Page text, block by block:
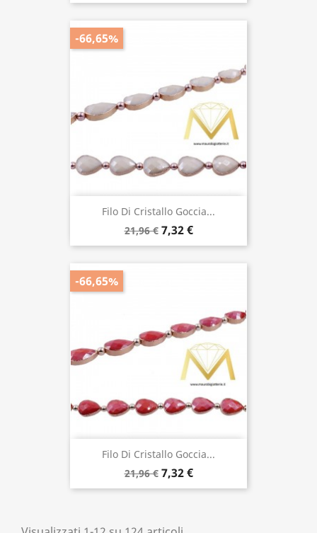
Filo Di Cristallo Goccia...
21,96 € 7,32 €
-66,65%
Filo Di Cristallo Goccia...
21,96 € 7,32 €
-66,65%